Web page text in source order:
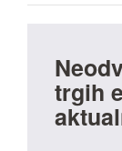
trgih